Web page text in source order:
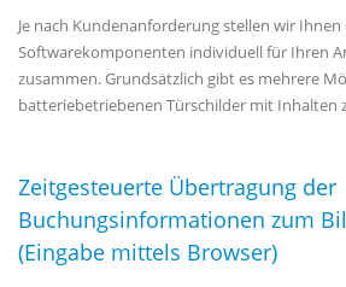
Je nach Kundenanforderung stellen wir
Softwarekomponenten individuell für Ihren
zusammen. Grundsätzlich gibt es mehrere
batteriebetriebenen Türschilder mit Inhalten
Zeitgesteuerte Übertragung der
Buchungsinformationen zum
(Eingabe mittels Browser)